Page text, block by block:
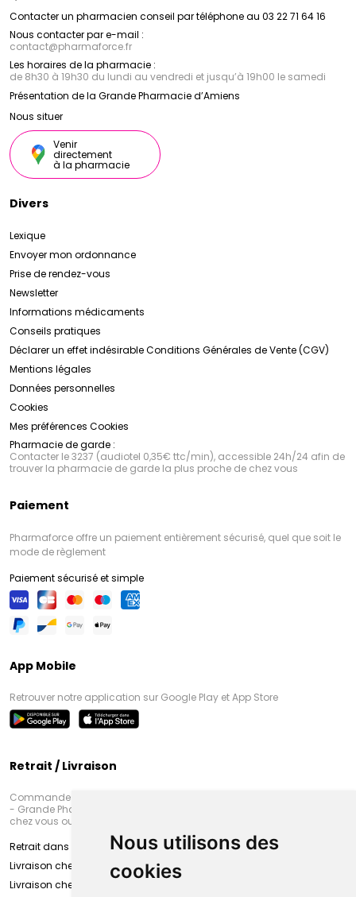
Nous utilisons des
cookies
Contacter un pharmacien conseil par téléphone au 03 22 71 64 16
Nous contacter par e-mail :
contact@pharmaforce.fr
Les horaires de la pharmacie :
de 8h30 à 19h30 du lundi au vendredi et jusqu’à 19h00 le samedi
Présentation de la Grande Pharmacie d’Amiens
Nous situer
Venir
directement
à la pharmacie
Divers
Lexique
Envoyer mon ordonnance
Prise de rendez-vous
Newsletter
Informations médicaments
Conseils pratiques
Déclarer un effet indésirableConditions Générales de Vente (CGV)
Mentions légales
Données personnelles
Cookies
Mes préférences Cookies
Pharmacie de garde :
Contacter le 3237 (audiotel 0,35€ ttc/min), accessible 24h/24 afin de
trouver la pharmacie de garde la plus proche de chez vous
Paiement
Pharmaforce offre un paiement entièrement sécurisé, quel que soit le
mode de règlement
Paiement sécurisé et simple
App Mobile
Retrouver notre application sur Google Play et App Store
Retrait / Livraison
Commandez en ligne et venez chercher votre commande à Amiens
- Grande Pharmacie d’Amiens (Fachon) ou recevez-là rapidement
chez vous ou en point retrait
Retrait dans la pharmacie d’Amiens
Livraison chez vous
Livraison chez votre commerçant